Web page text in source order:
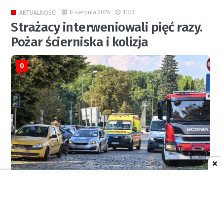
AKTUALNOŚCI 8 sierpnia 2026 11:13
Strażacy interweniowali pięć razy.
Pożar ścierniska i kolizja
0